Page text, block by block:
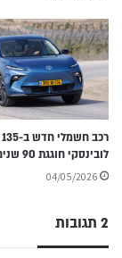
לובינסקי חוגגת 90 שנים עם הטבות
04/05/2026
2 תגובות